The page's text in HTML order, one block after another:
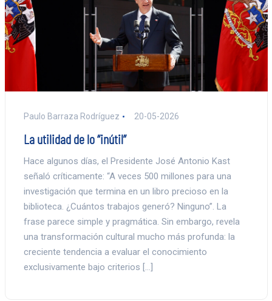
Paulo Barraza Rodríguez 20-05-2026
La utilidad de lo “inútil”
Hace algunos días, el Presidente José Antonio Kast
señaló críticamente: “A veces 500 millones para una
investigación que termina en un libro precioso en la
biblioteca. ¿Cuántos trabajos generó? Ninguno”. La
frase parece simple y pragmática. Sin embargo, revela
una transformación cultural mucho más profunda: la
creciente tendencia a evaluar el conocimiento
exclusivamente bajo criterios […]